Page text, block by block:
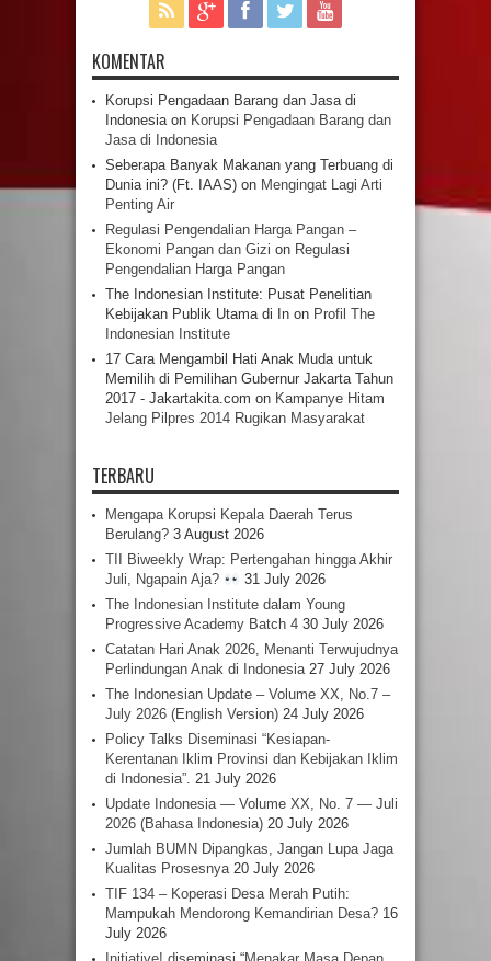
KOMENTAR
Korupsi Pengadaan Barang dan Jasa di
Indonesiaon Korupsi Pengadaan Barang dan
Jasa di Indonesia
Seberapa Banyak Makanan yang Terbuang di
Dunia ini? (Ft. IAAS) on Mengingat Lagi Arti
Penting Air
Regulasi Pengendalian Harga Pangan –
Ekonomi Pangan dan Gizi on Regulasi
Pengendalian Harga Pangan
The Indonesian Institute: Pusat Penelitian
Kebijakan Publik Utama di In on Profil The
Indonesian Institute
17 Cara Mengambil Hati Anak Muda untuk
Memilih di Pemilihan Gubernur Jakarta Tahun
2017 - Jakartakita.com on Kampanye Hitam
Jelang Pilpres 2014 Rugikan Masyarakat
TERBARU
Mengapa Korupsi Kepala Daerah Terus
Berulang? 3 August 2026
TII Biweekly Wrap: Pertengahan hingga Akhir
Juli, Ngapain Aja?
31 July 2026
The Indonesian Institute dalam Young
Progressive Academy Batch 4 30 July 2026
Catatan Hari Anak 2026, Menanti Terwujudnya
Perlindungan Anak di Indonesia 27 July 2026
The Indonesian Update – Volume XX, No.7 –
July 2026 (English Version) 24 July 2026
Policy Talks Diseminasi “Kesiapan-
Kerentanan Iklim Provinsi dan Kebijakan Iklim
di Indonesia”. 21 July 2026
Update Indonesia — Volume XX, No. 7 — Juli
2026 (Bahasa Indonesia) 20 July 2026
Jumlah BUMN Dipangkas, Jangan Lupa Jaga
Kualitas Prosesnya 20 July 2026
TIF 134 – Koperasi Desa Merah Putih:
Mampukah Mendorong Kemandirian Desa? 16
July 2026